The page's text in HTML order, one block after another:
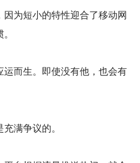
为短小的特性迎合了移动网
而生。即使没有他，也会有
满争议的。